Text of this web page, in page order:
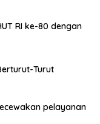
RI ke-80 dengan
Turut
pelayanan